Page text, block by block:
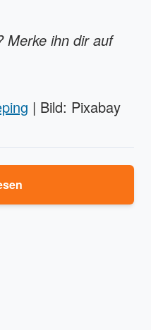
Merke ihn dir auf
| Bild: Pixabay